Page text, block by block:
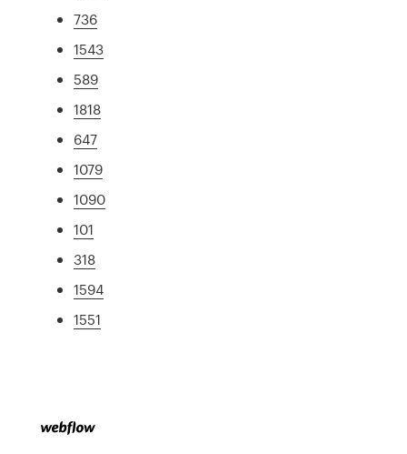
736
1543
589
1818
647
1079
1090
101
318
1594
1551